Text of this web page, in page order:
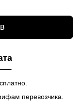
перевозчика.